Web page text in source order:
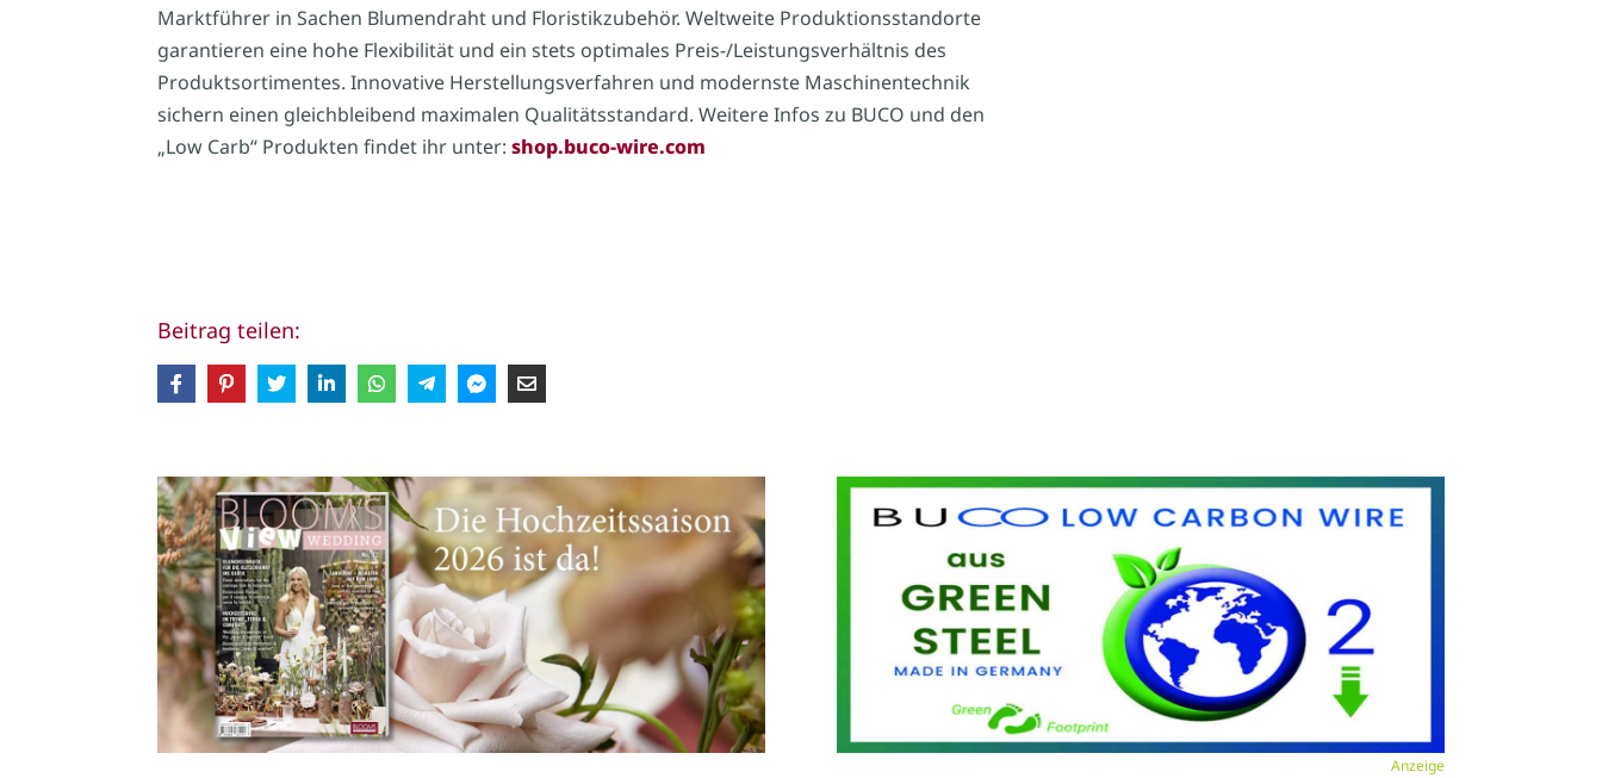
Marktführer in Sachen Blumendraht und Floristikzubehör. Weltweite Produktionsstandorte
garantieren eine hohe Flexibilität und ein stets optimales Preis-/Leistungsverhältnis des
Produktsortimentes. Innovative Herstellungsverfahren und modernste Maschinentechnik
sichern einen gleichbleibend maximalen Qualitätsstandard. Weitere Infos zu BUCO und den
„Low Carb“ Produkten findet ihr unter: shop.buco-wire.com
Beitrag teilen:
Anzeige